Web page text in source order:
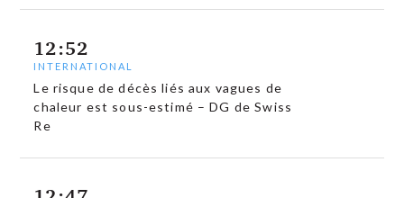
12:52
INTERNATIONAL
Le risque de décès liés aux vagues de
chaleur est sous-estimé – DG de Swiss
Re